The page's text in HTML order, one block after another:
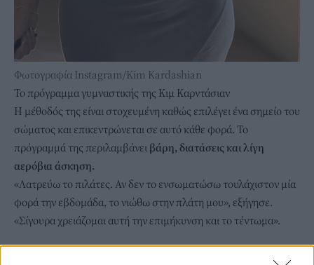
Φωτογραφία Instagram/Kim Kardashian
Το πρόγραμμα γυμναστικής της Κιμ Καρντάσιαν
Η μέθοδός της είναι στοχευμένη καθώς επιλέγει ένα σημείο του
σώματος και επικεντρώνεται σε αυτό κάθε φορά. Το
πρόγραμμά της περιλαμβάνει βάρη, διατάσεις και λίγη
αερόβια άσκηση.
«Λατρεύω το πιλάτες. Αν δεν το ενσωματώσω τουλάχιστον μία
φορά την εβδομάδα, το νιώθω στην πλάτη μου», εξήγησε.
«Σίγουρα χρειάζομαι αυτή την επιμήκυνση και το τέντωμα».